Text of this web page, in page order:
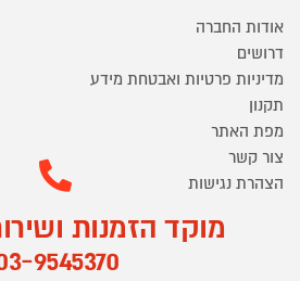
אודות החברה
דרושים
מדיניות פרטיות ואבטחת מידע
תקנון
מפת האתר
צור קשר
הצהרת נגישות
מוקד הזמנות
9545370